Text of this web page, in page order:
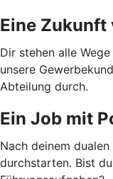
Eine
Dir stehen alle
unsere
Abteilung durch.
Ein Job mit
Nach deinem
durchstarten. Bist